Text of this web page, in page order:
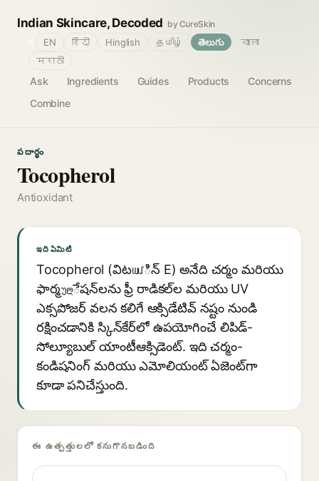
Indian Skincare, Decoded by CureSkin
Ask Ingredients Guides Products
Concerns
Combine
EN हिंदी Hinglish தமிழ் తెలుగు
বাংলা
मराठी
పదార్థం
Tocopherol
Antioxidant
ఇది ఏమిటి
Tocopherol (విటամిన్ E) అనేది చర్మం మరియు
ఫార్మულేషన్‌లను ఫ్రీ రాడికల్‌ల మరియు UV
ఎక్సపోజర్ వలన కలిగే ఆక్సిడేటివ్ నష్టం నుండి
రక్షించడానికి స్కిన్‌కేర్‌లో ఉపయోగించే లిపిడ్-
సోల్యూబుల్ యాంటీఆక్సిడెంట్. ఇది చర్మం-
కండిషనింగ్ మరియు ఎమోలియంట్ ఏజెంట్‌గా
కూడా పనిచేస్తుంది.
ఈ ఉత్పత్తులలో కనుగొనబడింది